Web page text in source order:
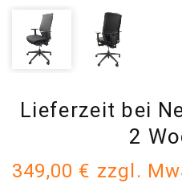
Lieferzeit bei
2
349,00 € zzgl.